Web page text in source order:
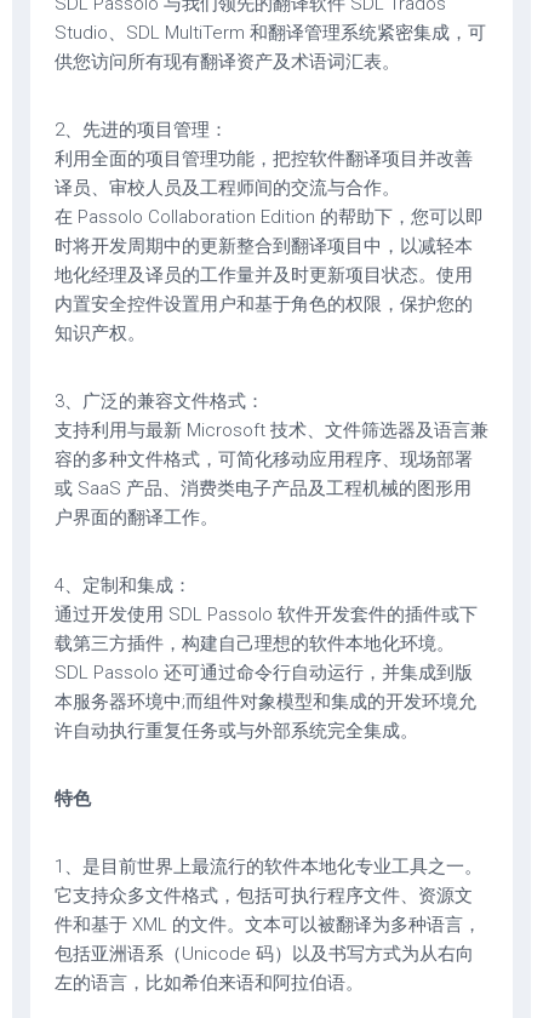
Studio、SDL MultiTerm 和翻译管理系统紧密集成，可
供您访问所有现有翻译资产及术语词汇表。
2、先进的项目管理：
利用全面的项目管理功能，把控软件翻译项目并改善
译员、审校人员及工程师间的交流与合作。
在 Passolo Collaboration Edition 的帮助下，您可以即
时将开发周期中的更新整合到翻译项目中，以减轻本
地化经理及译员的工作量并及时更新项目状态。使用
内置安全控件设置用户和基于角色的权限，保护您的
知识产权。
3、广泛的兼容文件格式：
支持利用与最新 Microsoft 技术、文件筛选器及语言兼
容的多种文件格式，可简化移动应用程序、现场部署
或 SaaS 产品、消费类电子产品及工程机械的图形用
户界面的翻译工作。
4、定制和集成：
通过开发使用 SDL Passolo 软件开发套件的插件或下
载第三方插件，构建自己理想的软件本地化环境。
SDL Passolo 还可通过命令行自动运行，并集成到版
本服务器环境中;而组件对象模型和集成的开发环境允
许自动执行重复任务或与外部系统完全集成。
特色
1、是目前世界上最流行的软件本地化专业工具之一。
它支持众多文件格式，包括可执行程序文件、资源文
件和基于 XML 的文件。文本可以被翻译为多种语言，
包括亚洲语系（Unicode 码）以及书写方式为从右向
左的语言，比如希伯来语和阿拉伯语。